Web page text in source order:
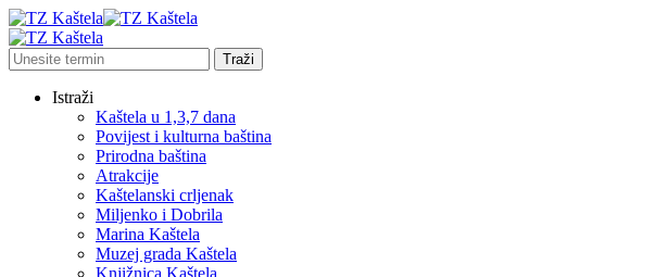
Istraži
Kaštela u 1,3,7 dana
Povijest i kulturna baština
Prirodna baština
Atrakcije
Kaštelanski crljenak
Miljenko i Dobrila
Marina Kaštela
Muzej grada Kaštela
Knjižnica Kaštela